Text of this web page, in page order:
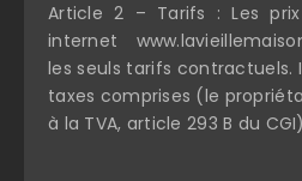
Article 2 – Tarifs : Les
internet
les seuls tarifs contractuels.
taxes comprises (le
à la TVA, article 293 B du